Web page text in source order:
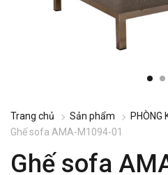
Trang chủ Sản phẩm PHÒNG
Ghế sofa AMA-M1094-01
Ghế sofa